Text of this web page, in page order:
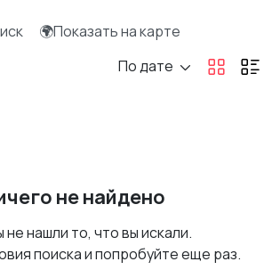
🌍Показать на карте
По дате
не найдено
не нашли то, что вы искали.
поиска и попробуйте еще раз.